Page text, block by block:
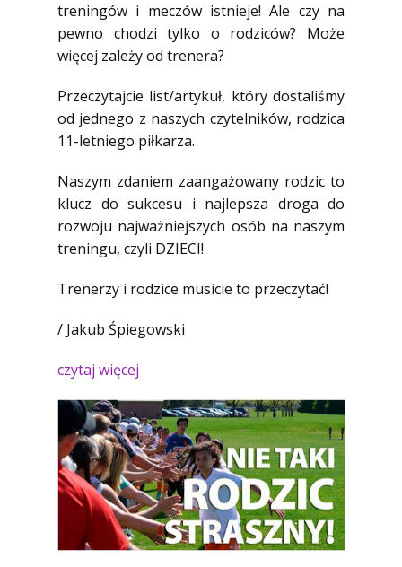
treningów i meczów istnieje! Ale czy na
pewno chodzi tylko o rodziców? Może
więcej zależy od trenera?
Przeczytajcie list/artykuł, który dostaliśmy
od jednego z naszych czytelników, rodzica
11-letniego piłkarza.
Naszym zdaniem zaangażowany rodzic to
klucz do sukcesu i najlepsza droga do
rozwoju najważniejszych osób na naszym
treningu, czyli DZIECI!
Trenerzy i rodzice musicie to przeczytać!
/ Jakub Śpiegowski
czytaj więcej